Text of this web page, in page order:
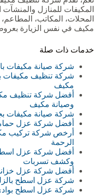
المكيفات للمنازل والمنشآت
المحلات، المكاتب،
مكيف في نفس الزيارة
خدمات ذات صلة
شركة صيانة مكيفات
مكيف
وصيانة مكيف
شركة صيانة مكيفات
أفضل شركة عزل
الرحمة
وكشف تسربات
أفضل شركة عزل
شركة عزل اسطح
شركة عزل اسطح